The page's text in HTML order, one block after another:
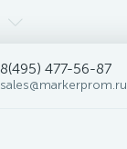
8(495) 477-56-87
sales@markerprom.ru